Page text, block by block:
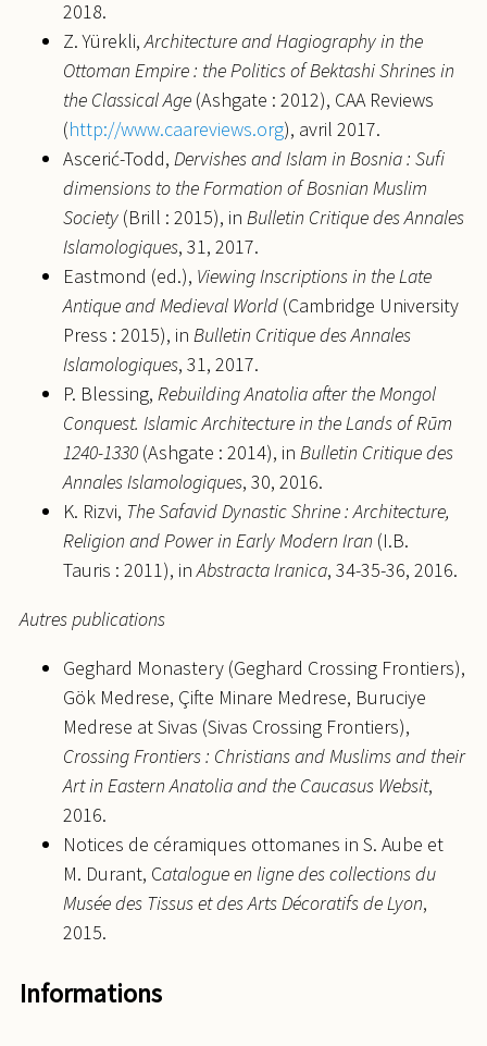
2018.
Z. Yürekli,Architecture and Hagiography in the
Ottoman Empire : the Politics of Bektashi Shrines in
the Classical Age (Ashgate : 2012), CAA Reviews
(http://www.caareviews.org), avril 2017.
Ascerić-Todd, Dervishes and Islam in Bosnia : Sufi
dimensions to the Formation of Bosnian Muslim
Society (Brill : 2015), in Bulletin Critique des Annales
Islamologiques, 31, 2017.
Eastmond (ed.), Viewing Inscriptions in the Late
Antique and Medieval World (Cambridge University
Press : 2015), in Bulletin Critique des Annales
Islamologiques, 31, 2017.
P. Blessing, Rebuilding Anatolia after the Mongol
Conquest. Islamic Architecture in the Lands of Rūm
1240-1330 (Ashgate : 2014), in Bulletin Critique des
Annales Islamologiques, 30, 2016.
K. Rizvi, The Safavid Dynastic Shrine : Architecture,
Religion and Power in Early Modern Iran (I.B.
Tauris : 2011), inAbstracta Iranica, 34-35-36, 2016.
Autres publications
Geghard Monastery (Geghard Crossing Frontiers),
Gök Medrese, Çifte Minare Medrese, Buruciye
Medrese at Sivas (Sivas Crossing Frontiers),
Crossing Frontiers : Christians and Muslims and their
Art in Eastern Anatolia and the Caucasus Websit,
2016.
Notices de céramiques ottomanes in S. Aube et
M. Durant, Catalogue en ligne des collections du
Musée des Tissus et des Arts Décoratifs de Lyon,
2015.
Informations